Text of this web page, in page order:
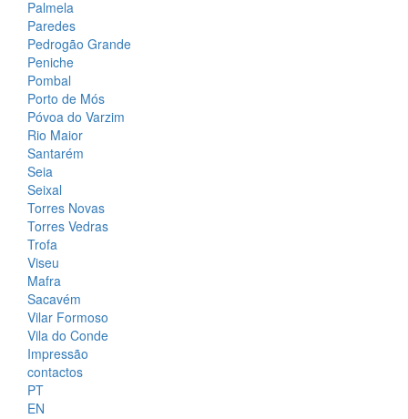
Palmela
Paredes
Pedrogão Grande
Peniche
Pombal
Porto de Mós
Póvoa do Varzim
Rio Maior
Santarém
Seia
Seixal
Torres Novas
Torres Vedras
Trofa
Viseu
Mafra
Sacavém
Vilar Formoso
Vila do Conde
Impressão
contactos
PT
EN